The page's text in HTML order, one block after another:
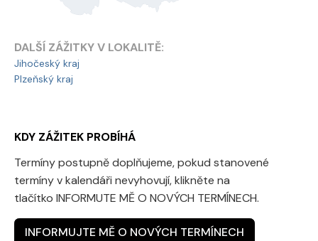
DALŠÍ ZÁŽITKY V LOKALITĚ:
Jihočeský kraj
Plzeňský kraj
KDY ZÁŽITEK PROBÍHÁ
Termíny postupně doplňujeme, pokud stanovené
termíny v kalendáři nevyhovují, klikněte na
tlačítko INFORMUTE MĚ O NOVÝCH TERMÍNECH.
INFORMUJTE MĚ O NOVÝCH TERMÍNECH